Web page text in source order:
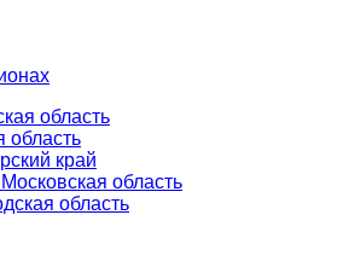
область
область
край
область
область